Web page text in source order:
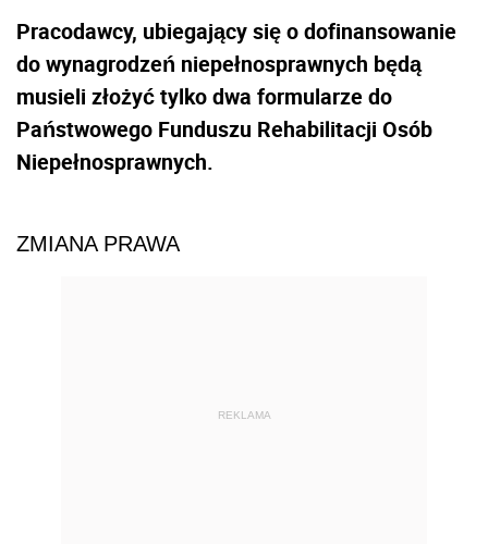
Pracodawcy, ubiegający się o dofinansowanie
do wynagrodzeń niepełnosprawnych będą
musieli złożyć tylko dwa formularze do
Państwowego Funduszu Rehabilitacji Osób
Niepełnosprawnych.
ZMIANA PRAWA
REKLAMA